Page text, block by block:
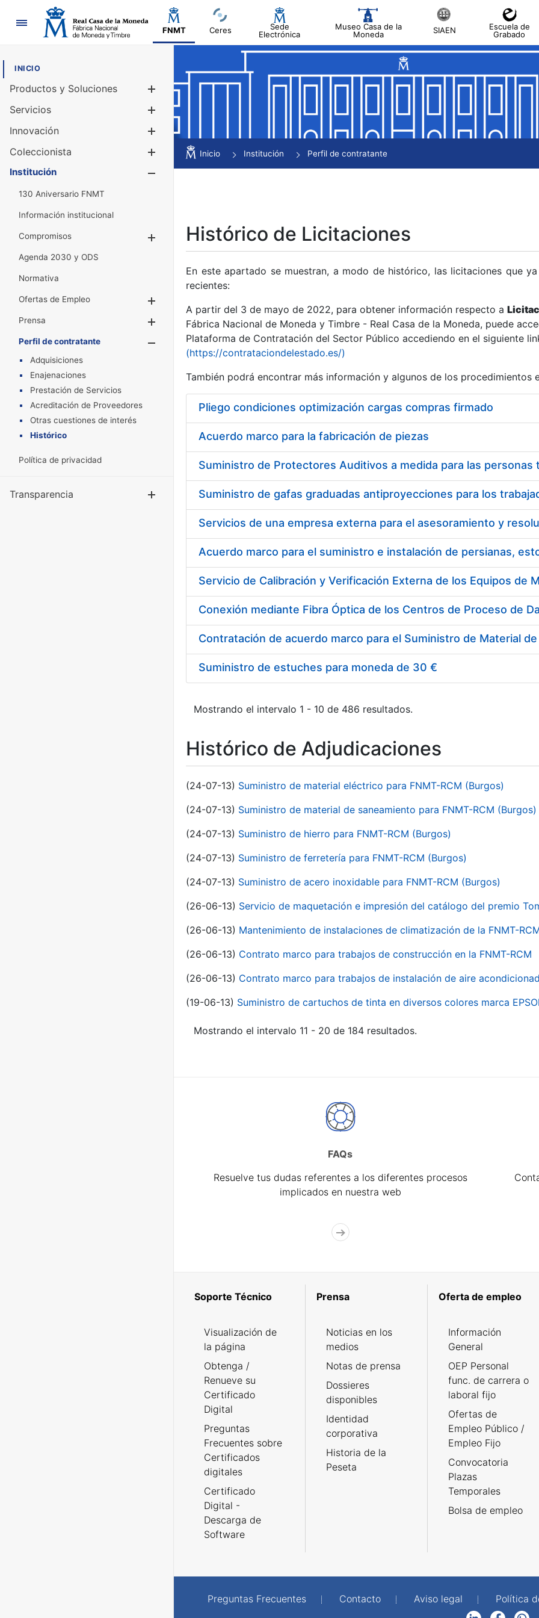
Navegación
FNMT Ceres
Sede
Electrónica
Museo Casa de la
Moneda
SIAEN
Escuela de
Grabado
INICIO
Productos y Soluciones
Mostrar/Ocultar
Servicios
Innovación
Coleccionista
Mostrar/Ocultar
Institución
130 Aniversario FNMT
Información institucional
Compromisos
Mostrar/Ocultar
Agenda 2030 y ODS
Normativa
Ofertas de Empleo
Prensa
Mostrar/Ocultar
Perfil de contratante
Mostrar/Ocultar
Adquisiciones
Enajenaciones
Prestación de Servicios
Acreditación de Proveedores
Otras cuestiones de interés
Histórico
Política de privacidad
Transparencia Mostrar/Ocultar
Inicio Institución Perfil de contratante
Histórico de Licitaciones
En este apartado se muestran, a modo de histórico, las licitaciones que
recientes:
A partir del 3 de mayo de 2022, para obtener información respecto a
Fábrica Nacional de Moneda y Timbre - Real Casa de la Moneda, puede
Plataforma de Contratación del Sector Público accediendo en el siguiente
(https://contrataciondelestado.es/)
También podrá encontrar más información y algunos de los procedimientos
Pliego condiciones optimización cargas compras firmado
Acuerdo marco para la fabricación de piezas
Acuerdo marco para el suministro e instalación de persianas,
Suministro de estuches para moneda de 30 €
Mostrando el intervalo 1 - 10 de 486 resultados.
Histórico de Adjudicaciones
(24-07-13) Suministro de material eléctrico para FNMT-RCM (Burgos)
(24-07-13) Suministro de material de saneamiento para FNMT-RCM (Burgos)
(24-07-13) Suministro de hierro para FNMT-RCM (Burgos)
(24-07-13) Suministro de ferretería para FNMT-RCM (Burgos)
(24-07-13) Suministro de acero inoxidable para FNMT-RCM (Burgos)
(26-06-13) Servicio de maquetación e impresión del catálogo del premio
(26-06-13) Mantenimiento de instalaciones de climatización de la FNMT-
(26-06-13) Contrato marco para trabajos de construcción en la FNMT-RCM
(26-06-13) Contrato marco para trabajos de instalación de aire
(19-06-13) Suministro de cartuchos de tinta en diversos colores marca
Mostrando el intervalo 11 - 20 de 184 resultados.
FAQs
Resuelve tus dudas referentes a los diferentes procesos
implicados en nuestra web
Soporte Técnico
Visualización de
la página
Obtenga /
Renueve su
Certificado
Digital
Preguntas
Frecuentes sobre
Certificados
digitales
Certificado
Digital -
Descarga de
Software
Prensa
Noticias en los
medios
Notas de prensa
Dossieres
disponibles
Identidad
corporativa
Historia de la
Peseta
Oferta de empleo
Información
General
OEP Personal
func. de carrera o
laboral fijo
Ofertas de
Empleo Público /
Empleo Fijo
Convocatoria
Plazas
Temporales
Bolsa de empleo
Preguntas Frecuentes Contacto Aviso legal Política